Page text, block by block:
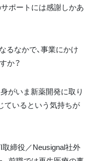
ポートには感謝しかあ
るなかで、事業にかけ
か？
がいま新薬開発に取り
ているという気持ちが
取締役／Neusignal社外